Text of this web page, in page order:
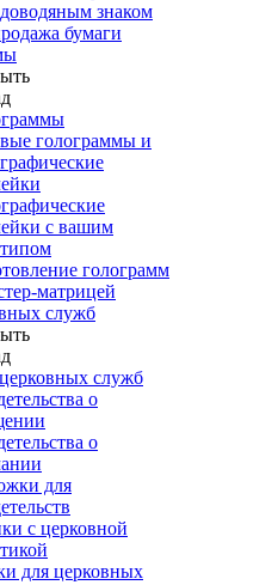
знаком
бумаги
голограммы и
с вашим
голограмм
матрицей
служб
служб
о
о
для
с церковной
для церковных